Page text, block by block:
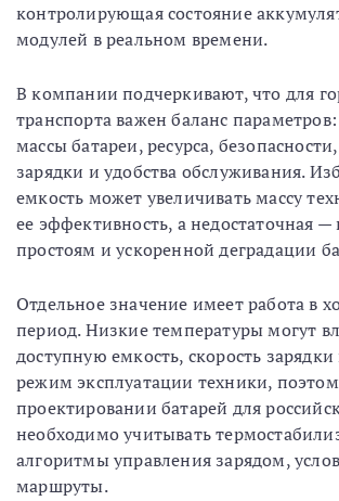
контролирующая состояние
модулей в реальном времени.
В компании подчеркивают, что для
транспорта важен баланс параметров:
массы батареи, ресурса,
зарядки и удобства обслуживания.
емкость может увеличивать массу
ее эффективность, а недостаточная —
простоям и ускоренной деградации
Отдельное значение имеет работа в
период. Низкие температуры могут
доступную емкость, скорость
режим эксплуатации техники,
проектировании батарей для
необходимо учитывать
алгоритмы управления зарядом,
маршруты.